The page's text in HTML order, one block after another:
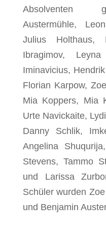
Absolventen
Austermühle,
Julius Holthaus,
Ibragimov,
Iminavicius,
Florian Karpow,
Mia Koppers, Mia
Urte Navickaite,
Danny Schlik,
Angelina
Stevens, Tammo
und Larissa
Schüler wurden
und Benjamin